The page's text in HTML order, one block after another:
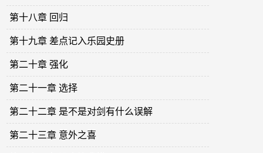
第十八章 回归
第十九章 差点记入乐园史册
第二十章 强化
第二十一章 选择
第二十二章 是不是对剑有什么误解
第二十三章 意外之喜